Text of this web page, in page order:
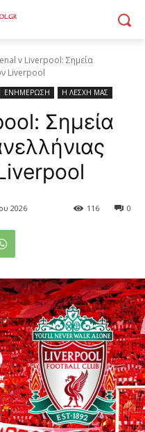
v Liverpool: Σημεία
Liverpool
ΕΝΗΜΕΡΩΣΗ Η ΛΕΣΧΗ ΜΑΣ
Σημεία
2026 0
116